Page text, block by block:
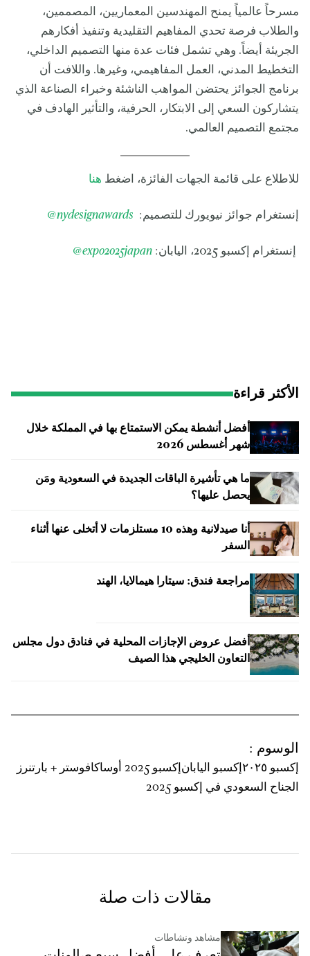
مسرحاً عالمياً يمنح المهندسين المعماريين، المصممين،
والطلاب فرصة تحدي المفاهيم التقليدية وتنفيذ أفكارهم
الجريئة أيضاً. وهي تشمل فئات عدة منها التصميم الداخلي،
التخطيط المدني، العمل المفاهيمي، وغيرها. واللافت أن
برنامج الجوائز يحتضن المواهب الناشئة وخبراء الصناعة الذي
يتشاركون السعي إلى الابتكار، الحرفية، والتأثير الهادف في
مجتمع التصميم العالمي.
للاطلاع على قائمة الجهات الفائزة، اضغط هنا
إنستغرام جوائز نيويورك للتصميم: nydesignawards
@
إنستغرام إكسبو 2025، اليابان: expo2025japan
@
الأكثر قراءة
أفضل أنشطة يمكن الاستمتاع بها في المملكة خلال
شهر أغسطس 2026
ما هي تأشيرة الباقات الجديدة في السعودية ومَن
يحصل عليها؟
أنا صيدلانية وهذه 10 مستلزمات لا أتخلى عنها أثناء
السفر
مراجعة فندق: سيتارا هيمالايا، الهند
أفضل عروض الإجازات المحلية في فنادق دول مجلس
التعاون الخليجي هذا الصيف
الوسوم :
إكسبو ٢٠٢٥ إكسبو اليابان إكسبو 2025 أوساكا
فوستر + بارتنرز
الجناح السعودي في إكسبو 2025
مقالات ذات صلة
مشاهد ونشاطات